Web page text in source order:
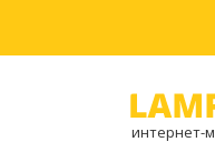
интернет-